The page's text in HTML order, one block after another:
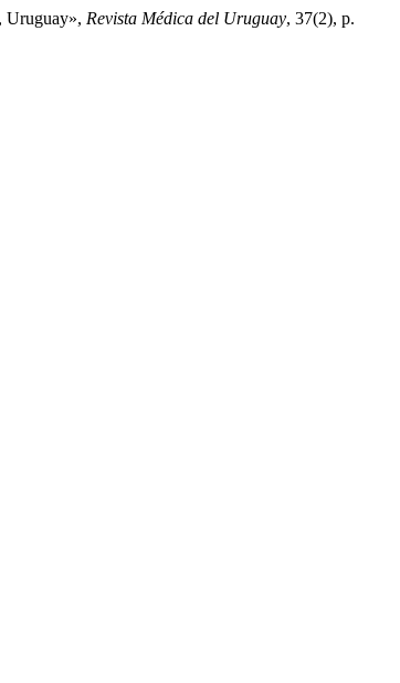
Uruguay», Revista Médica del Uruguay, 37(2), p.